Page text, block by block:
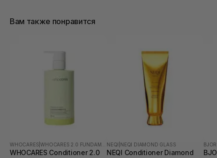
Вам также понравится
WHOCARES |
WHOCARES Conditioner 2.0
NEQI NEQI DIAMOND GLASS
NEQI Conditioner Diamond